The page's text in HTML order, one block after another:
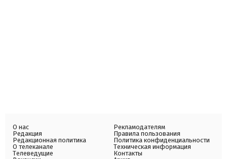
О нас
Редакция
Редакционная политика
О телеканале
Телеведущие
Рекламодателям
Правила пользования
Политика конфиденциальности
Техническая информация
Контакты